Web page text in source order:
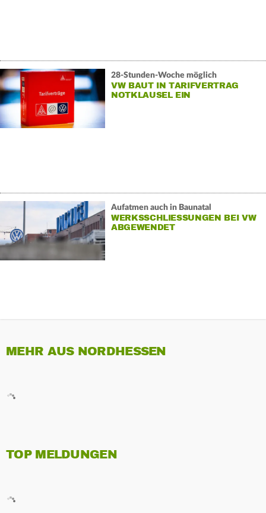
28-Stunden-Woche möglich
VW BAUT IN TARIFVERTRAG
NOTKLAUSEL EIN
Aufatmen auch in Baunatal
WERKSSCHLIESSUNGEN BEI VW A
BGEWENDET
MEHR AUS NORDHESSEN
TOP MELDUNGEN